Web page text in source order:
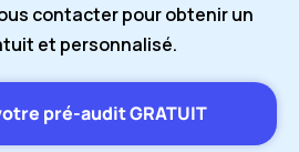
contacter pour obtenir un
et personnalisé.
pré-audit GRATUIT